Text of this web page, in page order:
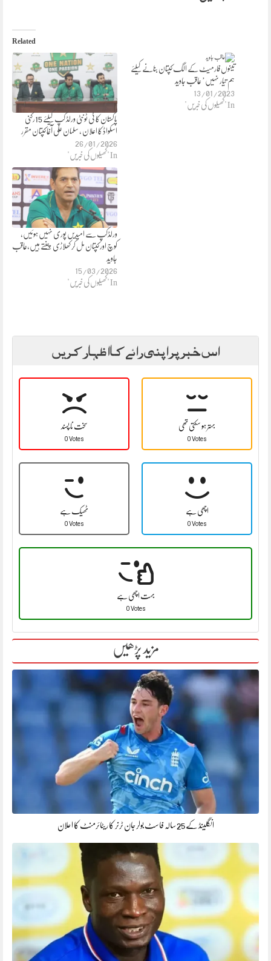
Related
پاکستان کا ٹی ٹونٹی ورلڈ کپ کیلئے 15رکنی
اسکواڈ کا اعلان ، سلمان علی آغا کپتان مقرر
26/01/2026
In "کھیلوں کی خبریں"
تینوں فارمیٹ کے الگ کپتان بنانے کیلئے
ہم تیار نہیں’ عاقب جاوید
13/01/2023
In "کھیلوں کی خبریں"
ورلڈکپ سے امیدیں پوری نہیں ہوئیں،
کوچ اور کپتان مل کر کھلاڑی چنتے ہیں،عاقب
جاوید
15/03/2026
In "کھیلوں کی خبریں"
اس خبر پر اپنی رائے کا اظہار کریں
سخت نا پسند
0 Votes
بہتر ہو سکتی تھی
0 Votes
ٹھیک ہے
0 Votes
اچھی ہے
0 Votes
بہت اچھی ہے
0 Votes
مزید پڑھیں
انگلینڈ کے 25 سالہ فاسٹ بولر جان ٹرنر کا ریٹائرمنٹ کا اعلان